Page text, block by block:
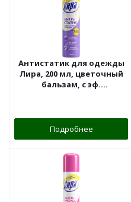
Антистатик для одежды
Лира, 200 мл, цветочный
бальзам, с эф.
Подробнее